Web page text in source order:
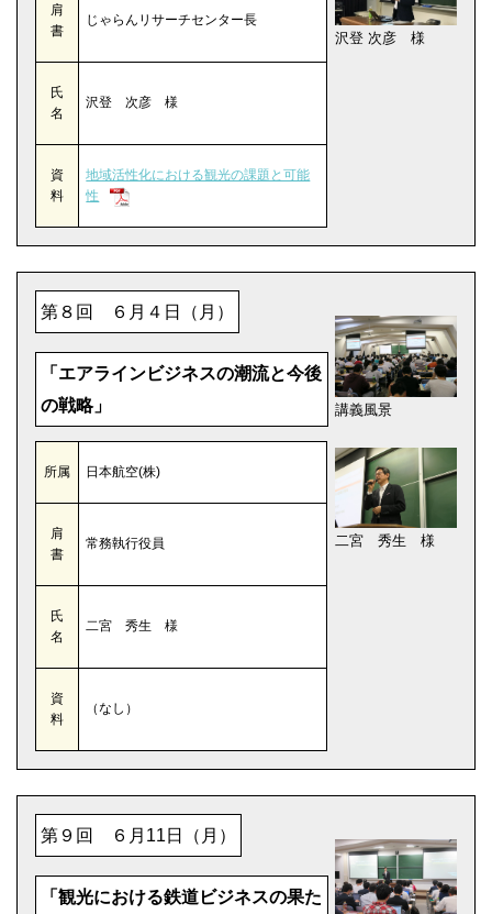
肩
書
じゃらんリサーチセンター長
氏
名
沢登 次彦 様
資
料
地域活性化における観光の課題と可能
性
沢登 次彦 様
第８回 ６月４日（月）
「エアラインビジネスの潮流と今後
の戦略」
所属 日本航空(株)
肩
書
常務執行役員
氏
名
二宮 秀生 様
資
料
（なし）
講義風景
二宮 秀生 様
第９回 ６月11日（月）
「観光における鉄道ビジネスの果た